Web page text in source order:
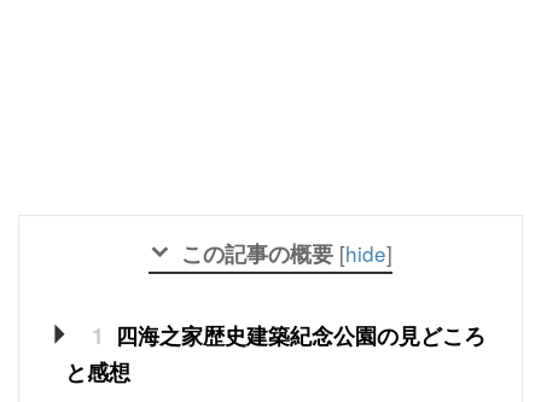
この記事の概要 [hide]
1 四海之家歴史建築紀念公園の見どころ
と感想